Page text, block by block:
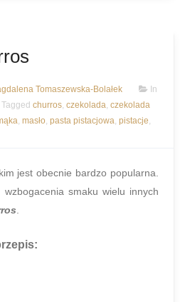
Tomaszewska-Bolałek
In
Tagged churros, czekolada, czekolada
, masło, pasta pistacjowa, pistacje,
jest obecnie bardzo popularna.
smaku wielu innych
.